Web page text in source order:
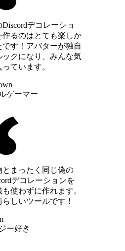
Discordデコレーショ
作るのはとても楽しか
です！アバターが独自
ックになり、みんな気
っています。
ゲーマー
とまったく同じ偽の
デコレーションを
も使わずに作れます。
らしいツールです！
ー好き